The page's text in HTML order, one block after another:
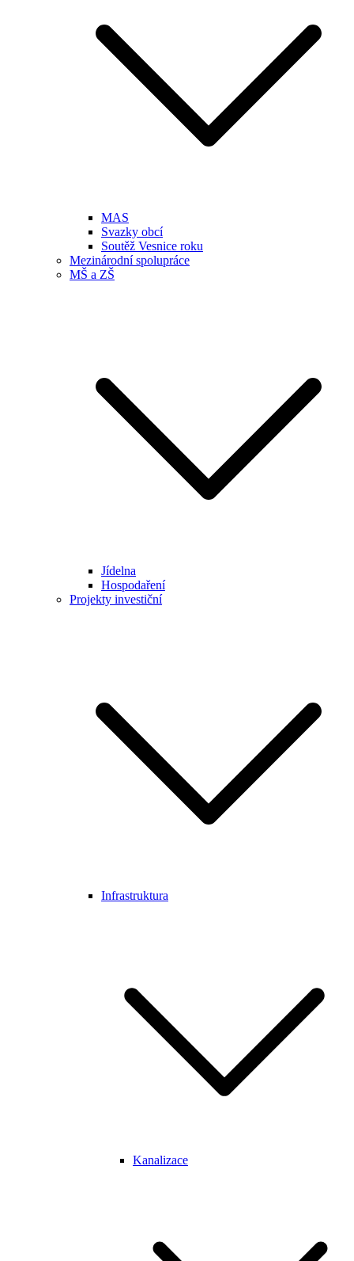
MAS
Svazky obcí
Soutěž Vesnice roku
Mezinárodní spolupráce
MŠ a ZŠ
Jídelna
Hospodaření
Projekty investiční
Infrastruktura
Kanalizace